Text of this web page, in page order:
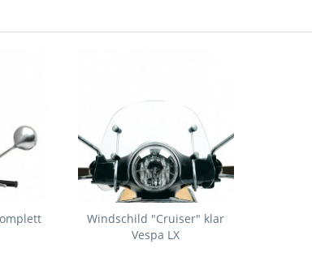
Windschild "Cruiser" klar
Vespa LX